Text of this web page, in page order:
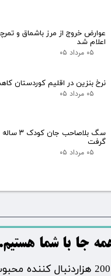
عوارض خروج از مرز باشماق و
اعلام شد
۰۵ مرداد ۰۵
نرخ بنزین در اقلیم کوردستان
۰۵ مرداد ۰۵
سگ بلاصاحب
گرفت
۰۵ مرداد ۰۵
جا با شما
​با بیش از 200 هزاردنبال